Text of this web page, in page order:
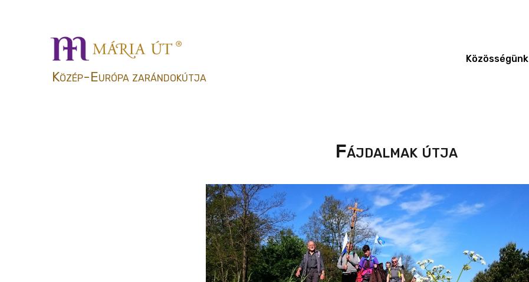
Közép-Európa zarándokútja
Közösségünk
Fájdalmak útja